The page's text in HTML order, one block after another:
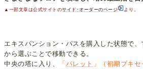
▲一部文章は公式サイトのサイド･オーダーのページ より。
エキスパンション・パスを購入した状態で、
から選ぶことで移動できる。
中央の塔に入り、
「 パレット 」（初期ブキセ